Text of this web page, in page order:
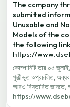
The company
submitted
Unusable and
Models of the
the following
https://
কোম্পানিটি তার ০৫
পুঞ্জীভূত অপ্রচলিত,
আরও বিস্তারিত জানতে,
https://